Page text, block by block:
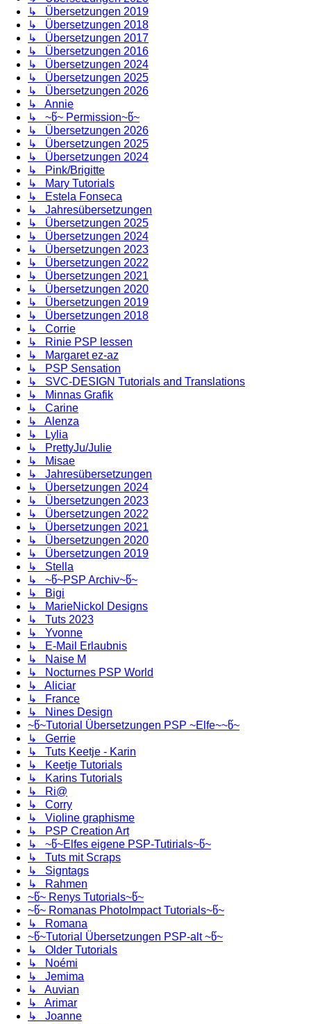
↳ Übersetzungen 2019
↳ Übersetzungen 2018
↳ Übersetzungen 2017
↳ Übersetzungen 2016
↳ Übersetzungen 2024
↳ Übersetzungen 2025
↳ Übersetzungen 2026
↳ Annie
↳ ~წ~ Permission~წ~
↳ Übersetzungen 2026
↳ Übersetzungen 2025
↳ Übersetzungen 2024
↳ Pink/Brigitte
↳ Mary Tutorials
↳ Estela Fonseca
↳ Jahresübersetzungen
↳ Übersetzungen 2025
↳ Übersetzungen 2024
↳ Übersetzungen 2023
↳ Übersetzungen 2022
↳ Übersetzungen 2021
↳ Übersetzungen 2020
↳ Übersetzungen 2019
↳ Übersetzungen 2018
↳ Corrie
↳ Rinie PSP lessen
↳ Margaret ez-az
↳ PSP Sensation
↳ SVC-DESIGN Tutorials and Translations
↳ Minnas Grafik
↳ Carine
↳ Alenza
↳ Lylia
↳ PrettyJu/Julie
↳ Misae
↳ Jahresübersetzungen
↳ Übersetzungen 2024
↳ Übersetzungen 2023
↳ Übersetzungen 2022
↳ Übersetzungen 2021
↳ Übersetzungen 2020
↳ Übersetzungen 2019
↳ Stella
↳ ~წ~PSP Archiv~წ~
↳ Bigi
↳ MarieNickol Designs
↳ Tuts 2023
↳ Yvonne
↳ E-Mail Erlaubnis
↳ Naise M
↳ Nocturnes PSP World
↳ Aliciar
↳ France
↳ Nines Design
~წ~Tutorial Übersetzungen PSP ~Elfe~~წ~
↳ Gerrie
↳ Tuts Keetje - Karin
↳ Keetje Tutorials
↳ Karins Tutorials
↳ Ri@
↳ Corry
↳ Violine graphisme
↳ PSP Creation Art
↳ ~წ~Elfes eigene PSP-Tutirials~წ~
↳ Tuts mit Scraps
↳ Signtags
↳ Rahmen
~წ~ Renys Tutorials~წ~
~წ~ Romanas PhotoImpact Tutorials~წ~
↳ Romana
~წ~Tutorial Übersetzungen PSP-alt ~წ~
↳ Older Tutorials
↳ Noémi
↳ Jemima
↳ Auvian
↳ Arimar
↳ Joanne